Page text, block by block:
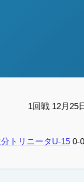
1回戦 12月
トリニータU-15 0-